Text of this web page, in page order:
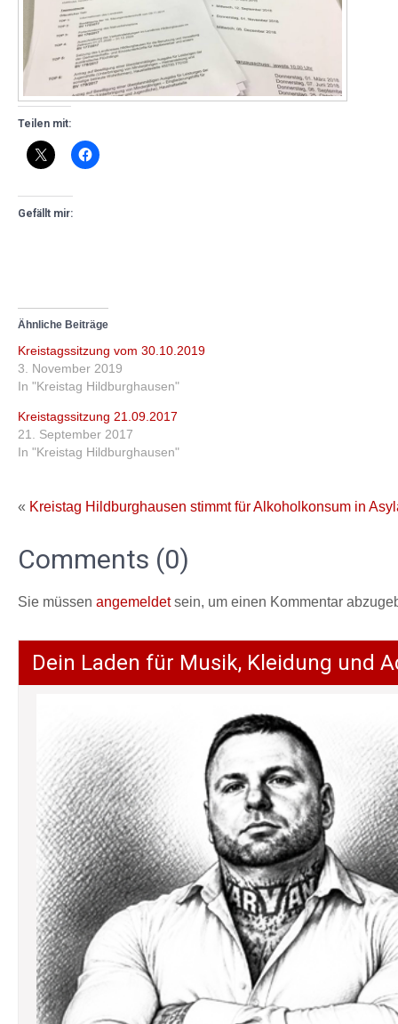
Teilen mit:
Gefällt mir:
Ähnliche Beiträge
Kreistagssitzung vom 30.10.2019
3. November 2019
In "Kreistag Hildburghausen"
Kreistagssitzung 21.09.2017
21. September 2017
In "Kreistag Hildburghausen"
« Kreistag Hildburghausen stimmt für Alkoholkonsum in
Comments (0)
Sie müssen angemeldetsein, um einen Kommentar
Dein Laden für Musik, Kleidung und